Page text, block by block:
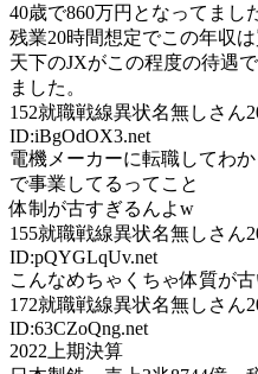
40歳で860万円となってまし
残業20時間想定でこの年収
天下のJXがこの程度の待遇
ました。
152就職戦線異状名無しさん
ID:iBgOdOX3.net
電機メーカーに転職してわ
で事業してるってこと
体制が古すぎるんよw
155就職戦線異状名無しさん
ID:pQYGLqUv.net
こんなめちゃくちゃ体質が
172就職戦線異状名無しさん
ID:63CZoQng.net
2022上期決算